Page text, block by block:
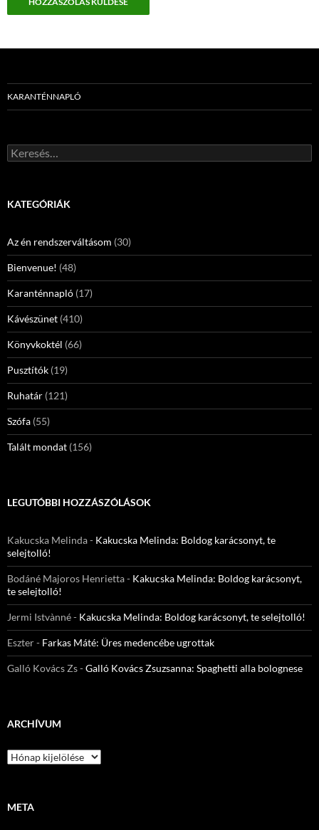
KARANTÉNNAPLÓ
Keresés:
KATEGÓRIÁK
Az én rendszerváltásom (30)
Bienvenue! (48)
Karanténnapló (17)
Kávészünet (410)
Könyvkoktél (66)
Pusztítók (19)
Ruhatár (121)
Szófa (55)
Talált mondat (156)
LEGUTÓBBI HOZZÁSZÓLÁSOK
Kakucska Melinda- Kakucska Melinda: Boldog karácsonyt, te
selejtolló!
Bodáné Majoros Henrietta- Kakucska Melinda: Boldog karácsonyt,
te selejtolló!
Jermi Istvànné- Kakucska Melinda: Boldog karácsonyt, te selejtolló!
Eszter- Farkas Máté: Üres medencébe ugrottak
Galló Kovács Zs-Galló Kovács Zsuzsanna: Spaghetti alla bolognese
ARCHÍVUM
Archívum
META